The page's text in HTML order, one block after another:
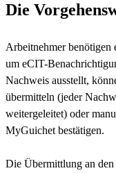
Die
Arbeitnehmer
um eCIT-
Nachweis ausstellt,
übermitteln (jeder
weitergeleitet) oder
MyGuichet bestätigen.
Die Übermittlung an